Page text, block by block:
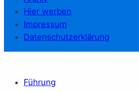
Hier werben
Impressum
Datenschutzerklärung
Führung